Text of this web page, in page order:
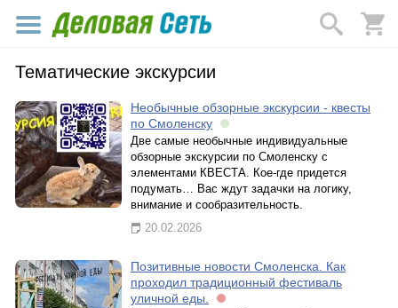
Тематические экскурсии
Необычные обзорные экскурсии - квесты
по Смоленску
Две самые необычные индивидуальные
обзорные экскурсии по Смоленску с
элементами КВЕСТА. Кое-где придется
подумать… Вас ждут задачки на логику,
внимание и сообразительность.
20.02.2026
Позитивные новости Смоленска. Как
проходил традиционный фестиваль
уличной еды.